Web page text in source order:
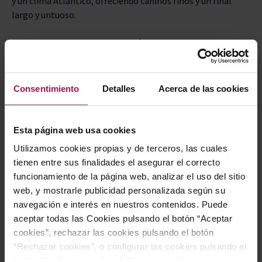
Consentimiento Detalles Acerca de las cookies
Esta página web usa cookies
Utilizamos cookies propias y de terceros, las cuales
tienen entre sus finalidades el asegurar el correcto
funcionamiento de la página web, analizar el uso del sitio
web, y mostrarle publicidad personalizada según su
navegación e interés en nuestros contenidos. Puede
aceptar todas las Cookies pulsando el botón “Aceptar
cookies”, rechazar las cookies pulsando el botón
“Rechazar cookies”, o configurar las cookies pulsando el
largo y untuoso.
Txakoli Blanco Criado sobre Lías - HIKA BILDUMA
Con 85% de Hondarrabi Zuria, 10%
Chardonnay y un 5% de Hondarrabi Zuri Zerratia, este vino
presenta una complejidad atlántica que promete
Txakoli Blanco Barrica - HIKA B119 BASQUE BARREL
bodega, Bittor, este vino con 80% Hondarrabi Zuria y 20%
Chardonnay es una expresión de sentimientos y alma en
cada botella.
Basque Brut - HIKA TXINPART BASQUE BRUT: Un
espumoso 100% Hondarrabi Zuria, perfecto para
celebraciones únicas, evocando la emoción de un derby en el
Real Arena.